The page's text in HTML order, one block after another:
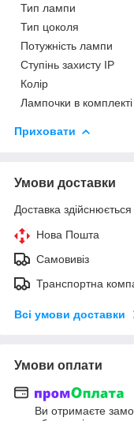
Тип лампи
Тип цоколя
Потужність лампи
Ступінь захисту IP
Колір
Лампочки в комплекті
Приховати
Умови доставки
Доставка
Нова Пошта
Самовивіз
Транспортна
Всі умови доставки
Умови оплати
Ви отримаєте